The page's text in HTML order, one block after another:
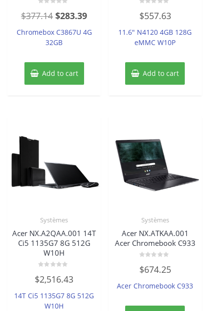
0
5
$377.14 Original
price
was:
$283.39Current
price
Chromebox C3867U 4G
32GB
Add to cart
0
out
5
$557.63
11.6″ N4120 4GB 128G
eMMC W10P
Add to cart
Systèmes
Acer NX.A2QAA.001 14T
Ci5 1135G7 8G 512G
W10H
0
out
5
$2,516.43
14T Ci5 1135G7 8G 512G
W10H
Systèmes
Acer NX.ATKAA.001
Acer Chromebook C933
0
out
5
$674.25
Acer Chromebook C933